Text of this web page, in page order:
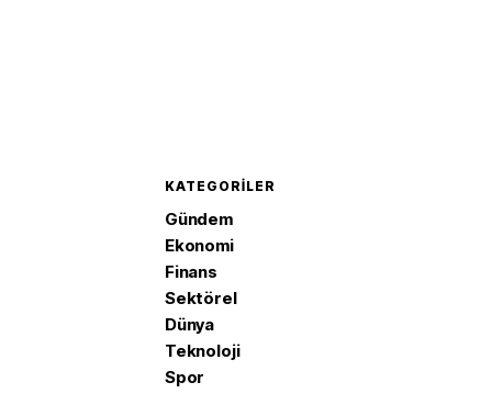
KATEGORILER
Gündem
Ekonomi
Finans
Sektörel
Dünya
Teknoloji
Spor